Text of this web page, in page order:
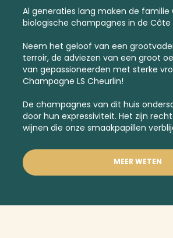
Al generaties lang maken de familie
biologische champagnes in de Côte
Neem het geloof van een
terroir, de adviezen van een groot
van gepassioneerden met sterke
Champagne LS Cheurlin!
De champagnes van dit huis
door hun expressiviteit. Het zijn
wijnen die onze smaakpapillen
MEER WETEN